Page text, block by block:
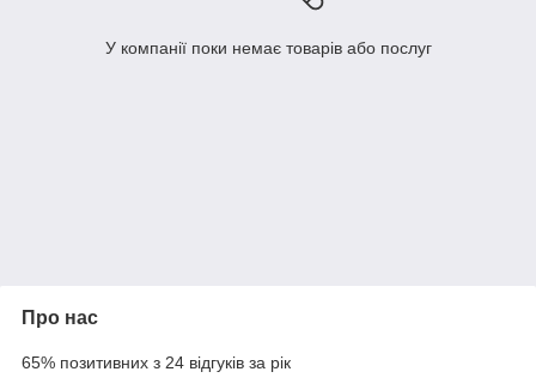
У компанії поки немає товарів або послуг
Про нас
65% позитивних з 24 відгуків за рік